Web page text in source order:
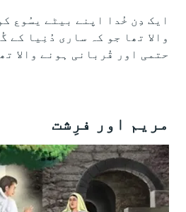
ایک دِن خُدا اپنے بیٹے یسُوع
والا تھا جو کہ ساری دُنِیا کے
حتمی اور قُربانی ہونے والا
مریم اور فرِشت